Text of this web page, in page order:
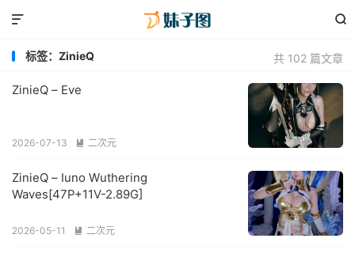


共 102 篇文章
标签：ZinieQ
ZinieQ – Eve
2026-07-13  二次元
ZinieQ – Iuno Wuthering
Waves[47P+11V-2.89G]
2026-05-11  二次元